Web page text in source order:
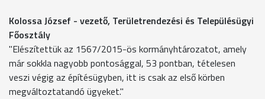
Kolossa József - vezető, Területrendezési és Településügyi
Főosztály
"Elészítettük az 1567/2015-ös kormányhtározatot, amely
már sokkla nagyobb pontosággal, 53 pontban, tételesen
veszi végig az építésügyben, itt is csak az első körben
megváltoztatandó ügyeket."